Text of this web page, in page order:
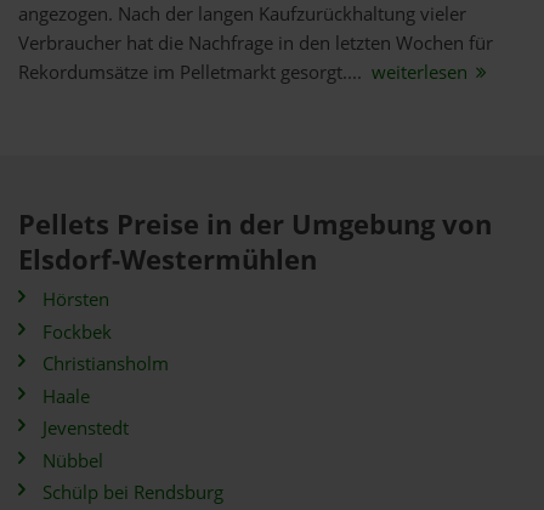
angezogen. Nach der langen Kaufzurückhaltung vieler
Verbraucher hat die Nachfrage in den letzten Wochen für
Rekordumsätze im Pelletmarkt gesorgt.... weiterlesen
Pellets Preise in der Umgebung von
Elsdorf-Westermühlen
Hörsten
Fockbek
Christiansholm
Haale
Jevenstedt
Nübbel
Schülp bei Rendsburg